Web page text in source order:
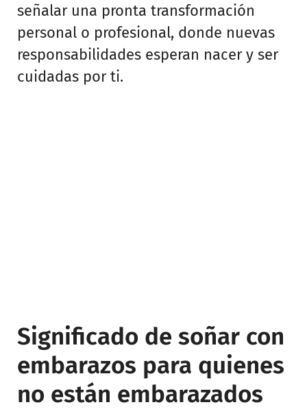
señalar una pronta transformación
personal o profesional, donde nuevas
responsabilidades esperan nacer y ser
cuidadas por ti.
Significado de soñar con
embarazos para quienes
no están embarazados